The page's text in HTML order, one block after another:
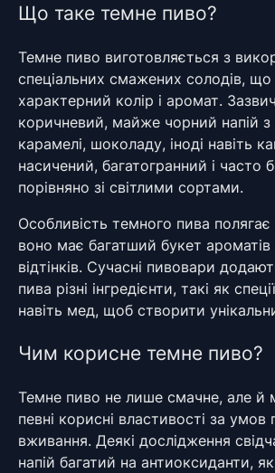
Що таке темне пиво?
Темне пиво виготовляється з
спеціальних смажених солодів,
характерний колір і аромат.
коричневий, майже чорний напій
карамелі, шоколаду, іноді навіть
насичений, багатогранний і часто
порівняно зі світлими сортами.
Особливість темного пива
воно має багатший букет ароматів
відтінків. Сучасні пивовари
пива різні інгредієнти, такі як
навіть мед, щоб створити
Чим корисне темне пиво?
Темне пиво не лише смачне, але й
певні корисні властивості за умов
вживання. Деякі дослідження
напій багатий на антиоксиданти,